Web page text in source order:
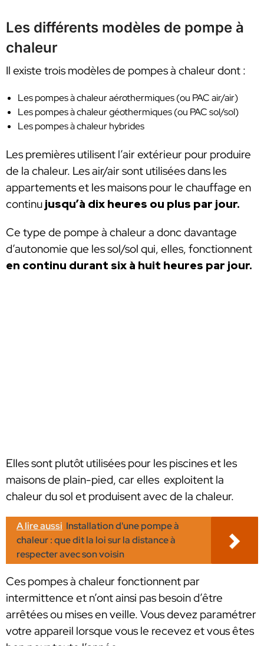
Les différents modèles de pompe à
chaleur
Il existe trois modèles de pompes à chaleur dont :
Les pompes à chaleur aérothermiques (ou PAC air/air)
Les pompes à chaleur géothermiques (ou PAC sol/sol)
Les pompes à chaleur hybrides
Les premières utilisent l’air extérieur pour produire
de la chaleur. Les air/air sont utilisées dans les
appartements et les maisons pour le chauffage en
continu jusqu’à dix heures ou plus par jour.
Ce type de pompe à chaleur a donc davantage
d’autonomie que les sol/sol qui, elles, fonctionnent
en continu durant six à huit heures par jour.
Elles sont plutôt utilisées pour les piscines et les
maisons de plain-pied, car elles exploitent la
chaleur du sol et produisent avec de la chaleur.
A lire aussi Installation d'une pompe à
chaleur : que dit la loi sur la distance à
respecter avec son voisin
Ces pompes à chaleur fonctionnent par
intermittence et n’ont ainsi pas besoin d’être
arrêtées ou mises en veille. Vous devez paramétrer
votre appareil lorsque vous le recevez et vous êtes